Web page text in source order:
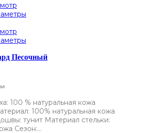
Песочный
100 % натуральная кожа
100% натуральная кожа
тунит Материал стельки:
Сезон:…